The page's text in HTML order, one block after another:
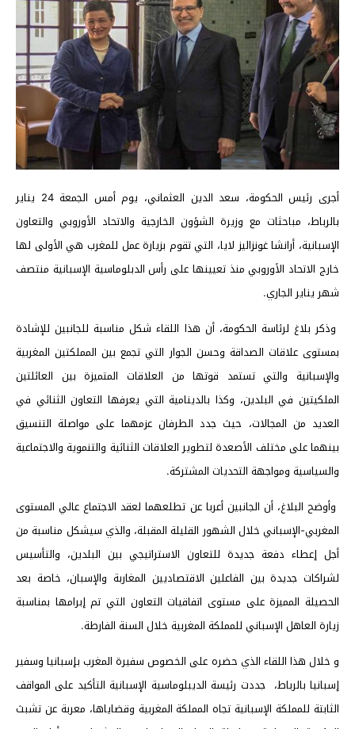
أجرى رئيس الحكومة، سعد الدين العثماني، يوم أمس الجمعة 24 يناير
بالرباط، مباحثات مع وزيرة الشؤون الخارجية والاتحاد الأوروبي والتعاون
الإسبانية، أرانشا غونزاليز لايا، التي تقوم بزيارة عمل للمغرب هي الأولى لها
خارج الاتحاد الأوروبي منذ تعيينها على رأس الدبلوماسية الإسبانية منتصف
شهر يناير الجاري.
وذكر بلاغ لرئاسة الحكومة، أن هذا اللقاء شكل مناسبة للجانبين للإشادة
بمستوى علاقات الصداقة وحسن الجوار التي تجمع بين المملكتين المغربية
والإسبانية والتي تستمد قوتها من العلاقات المتميزة بين العائلتين
الملكيتين في البلدين، وكذا بالدينامية التي يعرفها التعاون الثنائي في
العديد من المجالات، حيث جدد الطرفان عزمهما على مواصلة التنسيق
بينهما على مختلف الأصعدة لتطوير العلاقات الثنائية والتنموية والاجتماعية
والسياسية ومواجهة التحديات المشتركة.
وأوضح البلاغ، أن الجانبين أعربا عن تطلعهما لعقد الاجتماع عالي المستوى
المغربي-الإسباني خلال الشهور القليلة المقبلة، والذي سيشكل مناسبة من
أجل إعطاء دفعة جديدة للتعاون الاستراتيجي بين البلدين، والتأسيس
لشراكات جديدة بين الفاعلين الاقتصاديين المغاربة والإسبان، خاصة بعد
الحصيلة المميزة على مستوى اتفاقيات التعاون التي تم إبرامها بمناسبة
زيارة العاهل الإسباني للمملكة المغربية خلال السنة الفارطة.
و خلال هذا اللقاء الذي حضره على الخصوص سفيرة المغرب بإسبانيا وسفير
إسبانيا بالرباط، جددت رئيسة الديبلوماسية الإسبانية التأكيد على المواقف
الثابتة للمملكة الإسبانية تجاه المملكة المغربية وقضاياها، معربة عن تشبث